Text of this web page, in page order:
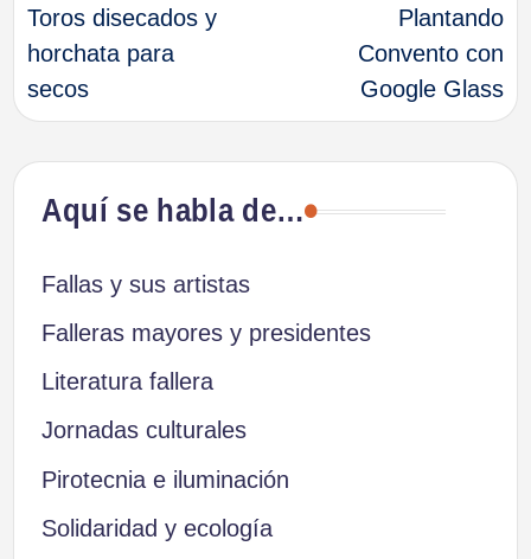
de
entradas
Toros disecados y
horchata para
secos
Plantando
Convento con
Google Glass
Aquí se habla de…
Fallas y sus artistas
Falleras mayores y presidentes
Literatura fallera
Jornadas culturales
Pirotecnia e iluminación
Solidaridad y ecología